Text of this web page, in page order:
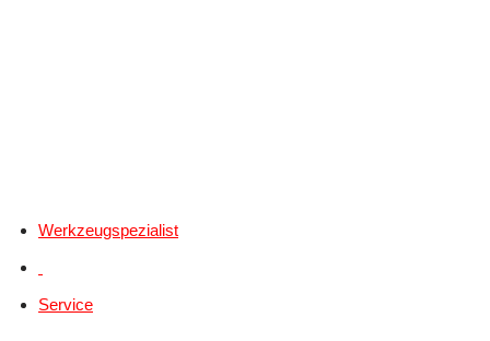
Werkzeugspezialist
Service